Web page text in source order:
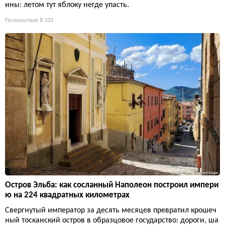
ины: летом тут яблоку негде упасть.
Путешествия 8 333
Остров Эльба: как сосланный Наполеон построил импери
ю на 224 квадратных километрах
Свергнутый император за десять месяцев превратил крошеч
ный тосканский остров в образцовое государство: дороги, ша